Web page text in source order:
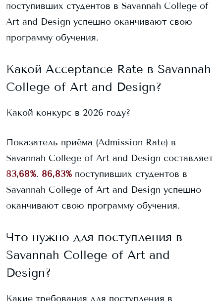
поступивших студентов в Savannah College of
Art and Design успешно оканчивают свою
программу обучения.
Какой Acceptance Rate в Savannah
College of Art and Design?
Какой конкурс в 2026 году?
Показатель приёма (Admission Rate) в
Savannah College of Art and Design составляет
83,68%. 86,83% поступивших студентов в
Savannah College of Art and Design успешно
оканчивают свою программу обучения.
Что нужно для поступления в
Savannah College of Art and
Design?
Какие требования для поступления в